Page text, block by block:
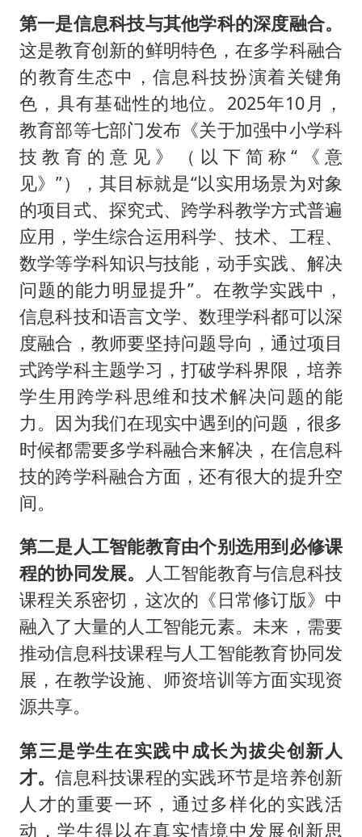
第一是信息科技与其他学科的深度融合。
这是教育创新的鲜明特色，在多学科融合
的教育生态中，信息科技扮演着关键角
色，具有基础性的地位。2025年10月，
教育部等七部门发布《关于加强中小学科
技教育的意见》（以下简称“《意
见》”），其目标就是“以实用场景为对象
的项目式、探究式、跨学科教学方式普遍
应用，学生综合运用科学、技术、工程、
数学等学科知识与技能，动手实践、解决
问题的能力明显提升”。在教学实践中，
信息科技和语言文学、数理学科都可以深
度融合，教师要坚持问题导向，通过项目
式跨学科主题学习，打破学科界限，培养
学生用跨学科思维和技术解决问题的能
力。因为我们在现实中遇到的问题，很多
时候都需要多学科融合来解决，在信息科
技的跨学科融合方面，还有很大的提升空
间。
第二是人工智能教育由个别选用到必修课
程的协同发展。
人工智能教育与信息科技
课程关系密切，这次的《日常修订版》中
融入了大量的人工智能元素。未来，需要
推动信息科技课程与人工智能教育协同发
展，在教学设施、师资培训等方面实现资
源共享。
第三是学生在实践中成长为拔尖创新人
才。信息科技课程的实践环节是培养创新
人才的重要一环，通过多样化的实践活
动，学生得以在真实情境中发展创新思